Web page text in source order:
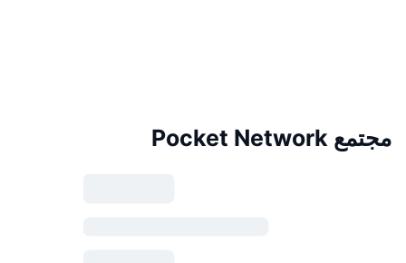
مجتمع Pocket Network